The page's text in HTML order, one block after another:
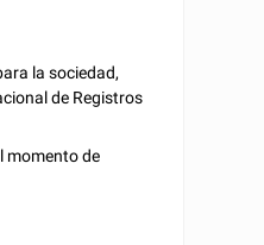
la sociedad,
de Registros
momento de